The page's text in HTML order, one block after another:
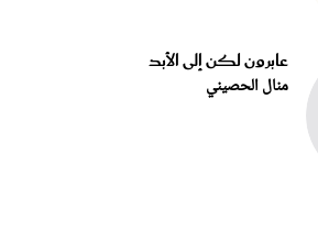
عابرون لكن إلى الأبد
منال الحصيني